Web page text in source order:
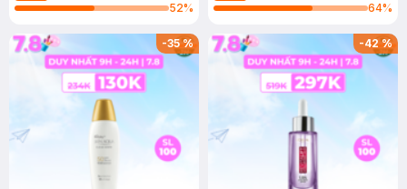
52%
64%
-35% -42%